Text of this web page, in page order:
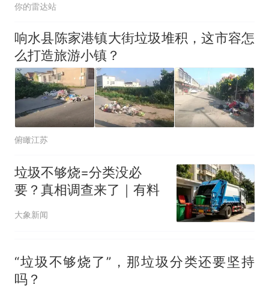
你的雷达站
响水县陈家港镇大街垃圾堆积，这市容怎
么打造旅游小镇？
俯瞰江苏
垃圾不够烧=分类没必
要？真相调查来了｜有料
大象新闻
“垃圾不够烧了”，那垃圾分类还要坚持
吗？